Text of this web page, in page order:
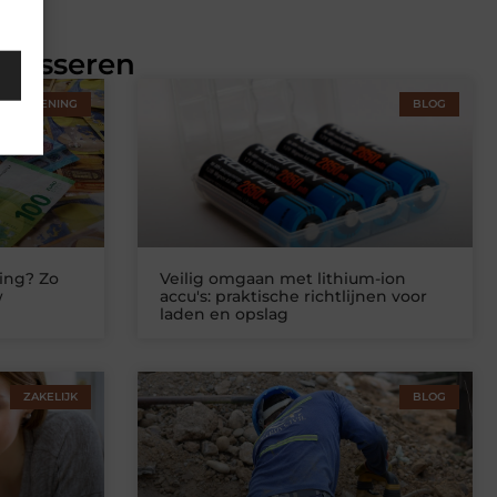
Zo
BLOG
Veilig omgaan met lithium-ion
accu's: praktische richtlijnen voor
laden en opslag
ZAKELIJK BLOG